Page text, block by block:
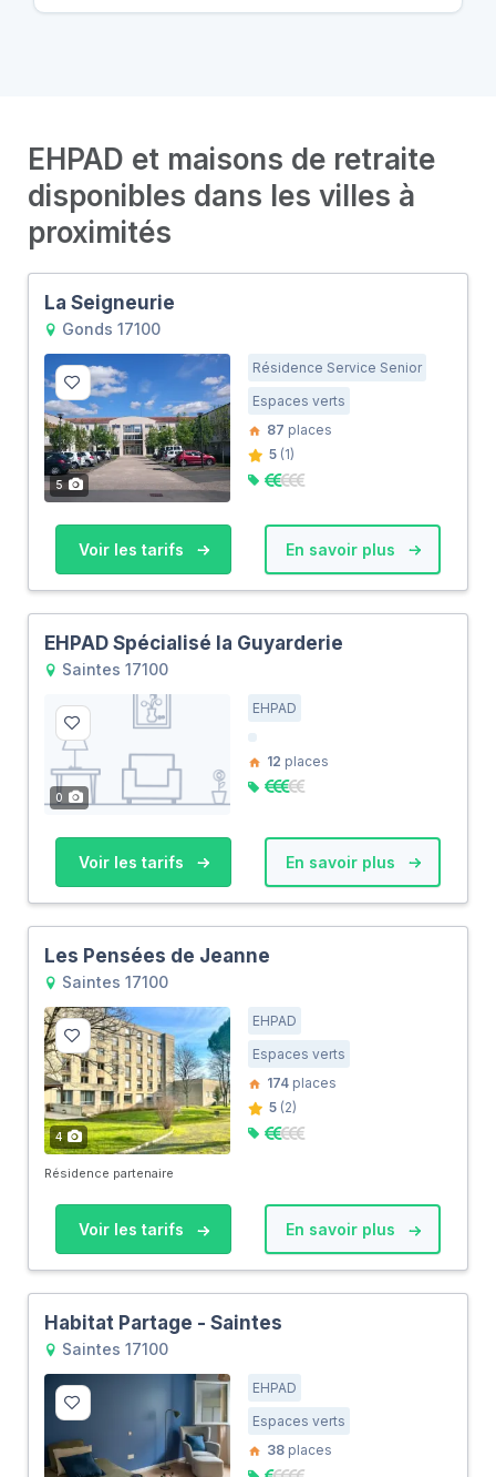
EHPAD et maisons de retraite
disponibles dans les villes à
proximités
La Seigneurie
Gonds 17100
5
Résidence Service Senior
Espaces verts
87 places
5 (1)
Voir les tarifs En savoir plus
EHPAD Spécialisé la Guyarderie
Saintes 17100
0
EHPAD
12 places
Voir les tarifs En savoir plus
Les Pensées de Jeanne
Saintes 17100
4
EHPAD
Espaces verts
174 places
5 (2)
Résidence partenaire
Voir les tarifs En savoir plus
Habitat Partage - Saintes
Saintes 17100
EHPAD
Espaces verts
38 places